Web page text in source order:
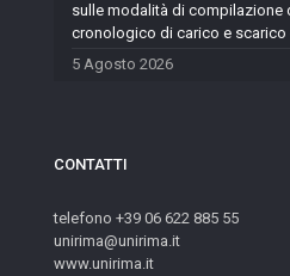
sulle modalità di compilazione
cronologico di carico e scarico
5 Agosto 2026
CONTATTI
telefono +39 06 622 885 55
unirima@unirima.it
www.unirima.it